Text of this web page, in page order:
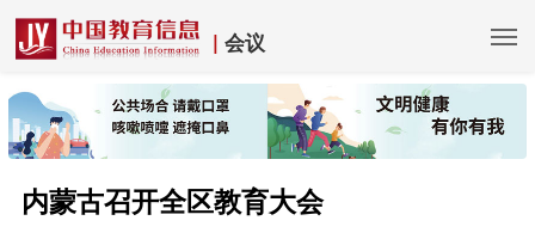
|会议
内蒙古召开全区教育大会